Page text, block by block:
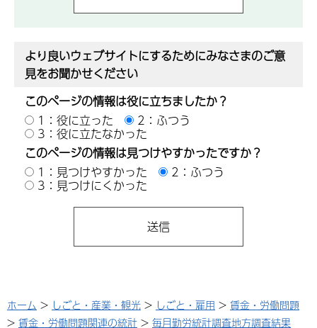
より良いウェブサイトにするためにみなさまのご意
見をお聞かせください
このページの情報は役に立ちましたか？
1：役に立った
2：ふつう
3：役に立たなかった
このページの情報は見つけやすかったですか？
1：見つけやすかった
2：ふつう
3：見つけにくかった
ホーム > しごと・産業・観光 > しごと・雇用 > 賃金・労働問題
> 賃金・労働問題関連の統計 > 毎月勤労統計調査地方調査結果